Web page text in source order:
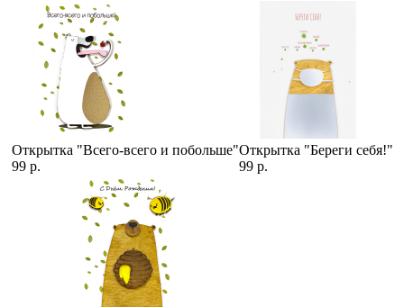
Открытка "Всего-всего и побольше"
99 р.
Открытка "Береги себя!"
99 р.